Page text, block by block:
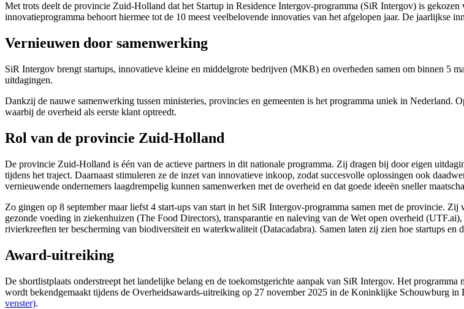
Met trots deelt de provincie Zuid-Holland dat het Startup in Residence Intergov-programma (SiR Intergov) is
innovatieprogramma behoort hiermee tot de 10 meest veelbelovende innovaties van het afgelopen jaar. De
Vernieuwen door samenwerking
SiR Intergov brengt startups, innovatieve kleine en middelgrote bedrijven (MKB) en overheden samen om binnen 5
uitdagingen.
Dankzij de nauwe samenwerking tussen ministeries, provincies en gemeenten is het programma uniek in Nederland.
waarbij de overheid als eerste klant optreedt.
Rol van de provincie Zuid-Holland
De provincie Zuid-Holland is één van de actieve partners in dit nationale programma. Zij dragen bij door eigen
tijdens het traject. Daarnaast stimuleren ze de inzet van innovatieve inkoop, zodat succesvolle oplossingen ook
vernieuwende ondernemers laagdrempelig kunnen samenwerken met de overheid en dat goede ideeën sneller
Zo gingen op 8 september maar liefst 4 start-ups van start in het SiR Intergov-programma samen met de provincie.
gezonde voeding in ziekenhuizen (The Food Directors), transparantie en naleving van de Wet open overheid
rivierkreeften ter bescherming van biodiversiteit en waterkwaliteit (Datacadabra). Samen laten zij zien hoe startups
Award-uitreiking
De shortlistplaats onderstreept het landelijke belang en de toekomstgerichte aanpak van SiR Intergov. Het
wordt bekendgemaakt tijdens de Overheidsawards-uitreiking op 27 november 2025 in de Koninklijke Schouwburg in
venster).